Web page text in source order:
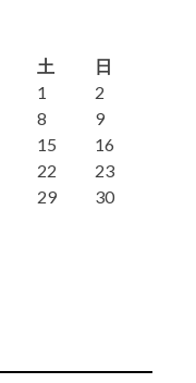
土 日
1
2
8
9
15
16
22
23
29
30